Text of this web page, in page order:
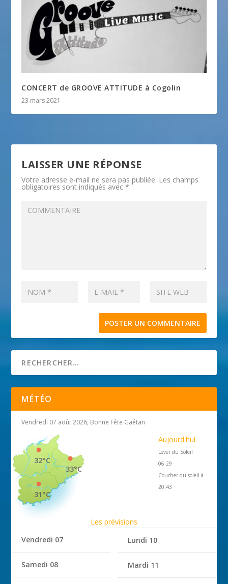
CONCERT de GROOVE ATTITUDE à Cogolin
23 mars 2021
LAISSER UNE RÉPONSE
Votre adresse e-mail ne sera pas publiée. Les champs
obligatoires sont indiqués avec*
MÉTÉO
Vendredi 07 août 2026, Bonne Fête Gaétan
33°C
32°C
31°C
Aujourd'hui
Lever du Soleil
06:29
Coucher du soleil à
20:43
Les prévisions
Vendredi 07
Samedi 08
Lundi 10
Mardi 11